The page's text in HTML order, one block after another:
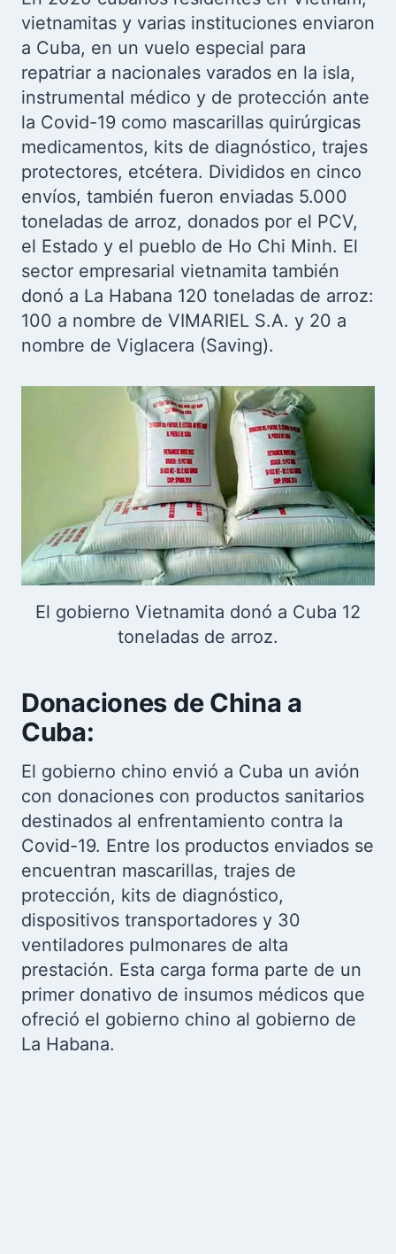
vietnamitas y varias instituciones enviaron
a Cuba, en un vuelo especial para
repatriar a nacionales varados en la isla,
instrumental médico y de protección ante
la Covid-19 como mascarillas quirúrgicas
medicamentos, kits de diagnóstico, trajes
protectores, etcétera. Divididos en cinco
envíos, también fueron enviadas 5.000
toneladas de arroz, donados por el PCV,
el Estado y el pueblo de Ho Chi Minh. El
sector empresarial vietnamita también
donó a La Habana 120 toneladas de arroz:
100 a nombre de VIMARIEL S.A. y 20 a
nombre de Viglacera (Saving).
El gobierno Vietnamita donó a Cuba 12
toneladas de arroz.
Donaciones de China a
Cuba:
El gobierno chino envió a Cuba un avión
con donaciones con productos sanitarios
destinados al enfrentamiento contra la
Covid-19. Entre los productos enviados se
encuentran mascarillas, trajes de
protección, kits de diagnóstico,
dispositivos transportadores y 30
ventiladores pulmonares de alta
prestación. Esta carga forma parte de un
primer donativo de insumos médicos que
ofreció el gobierno chino al gobierno de
La Habana.